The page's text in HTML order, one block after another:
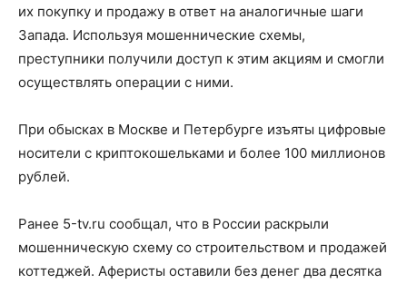
их покупку и продажу в ответ на аналогичные шаги
Запада. Используя мошеннические схемы,
преступники получили доступ к этим акциям и смогли
осуществлять операции с ними.
При обысках в Москве и Петербурге изъяты цифровые
носители с криптокошельками и более 100 миллионов
рублей.
Ранее 5-tv.ru сообщал, что в России раскрыли
мошенническую схему со строительством и продажей
коттеджей. Аферисты оставили без денег два десятка